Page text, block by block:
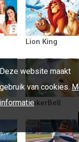
Lion King
TinkerBell
Deze website maakt
gebruik van cookies.
informatie